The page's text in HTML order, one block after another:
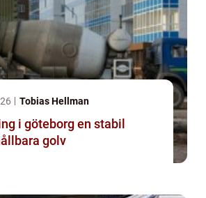
Tobias Hellman
en stabil
golv